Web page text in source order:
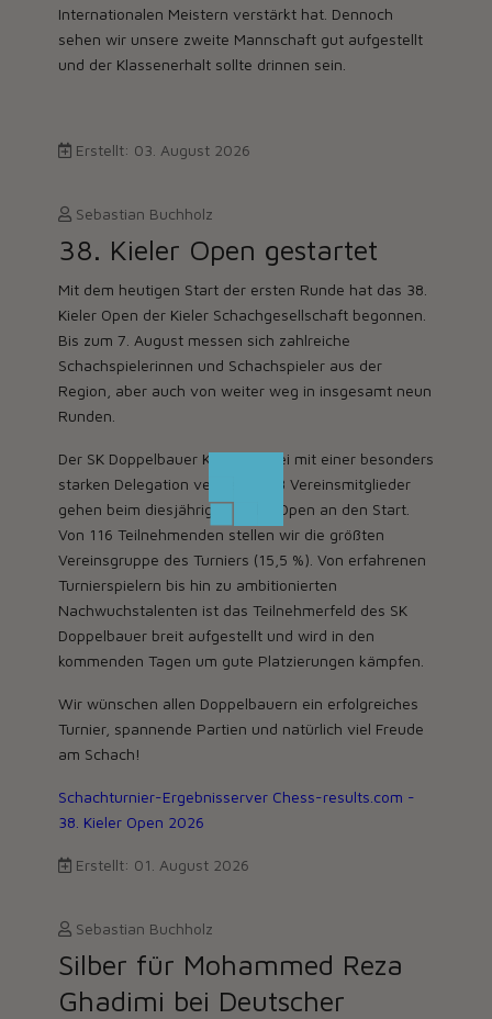
Internationalen Meistern verstärkt hat. Dennoch
sehen wir unsere zweite Mannschaft gut aufgestellt
und der Klassenerhalt sollte drinnen sein.
Erstellt: 03. August 2026
Sebastian Buchholz
38. Kieler Open gestartet
Mit dem heutigen Start der ersten Runde hat das 38.
Kieler Open der Kieler Schachgesellschaft begonnen.
Bis zum 7. August messen sich zahlreiche
Schachspielerinnen und Schachspieler aus der
Region, aber auch von weiter weg in insgesamt neun
Runden.
Der SK Doppelbauer Kiel ist dabei mit einer besonders
starken Delegation vertreten: 18 Vereinsmitglieder
gehen beim diesjährigen Kieler Open an den Start.
Von 116 Teilnehmenden stellen wir die größten
Vereinsgruppe des Turniers (15,5 %). Von erfahrenen
Turnierspielern bis hin zu ambitionierten
Nachwuchstalenten ist das Teilnehmerfeld des SK
Doppelbauer breit aufgestellt und wird in den
kommenden Tagen um gute Platzierungen kämpfen.
Wir wünschen allen Doppelbauern ein erfolgreiches
Turnier, spannende Partien und natürlich viel Freude
am Schach!
Schachturnier-Ergebnisserver Chess-results.com -
38. Kieler Open 2026
Erstellt: 01. August 2026
Sebastian Buchholz
Silber für Mohammed Reza
Ghadimi bei Deutscher